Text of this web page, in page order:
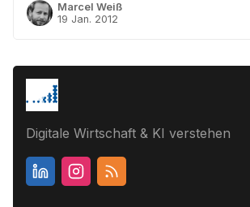
Marcel Weiß
19 Jan. 2012
Digitale Wirtschaft & KI verstehen